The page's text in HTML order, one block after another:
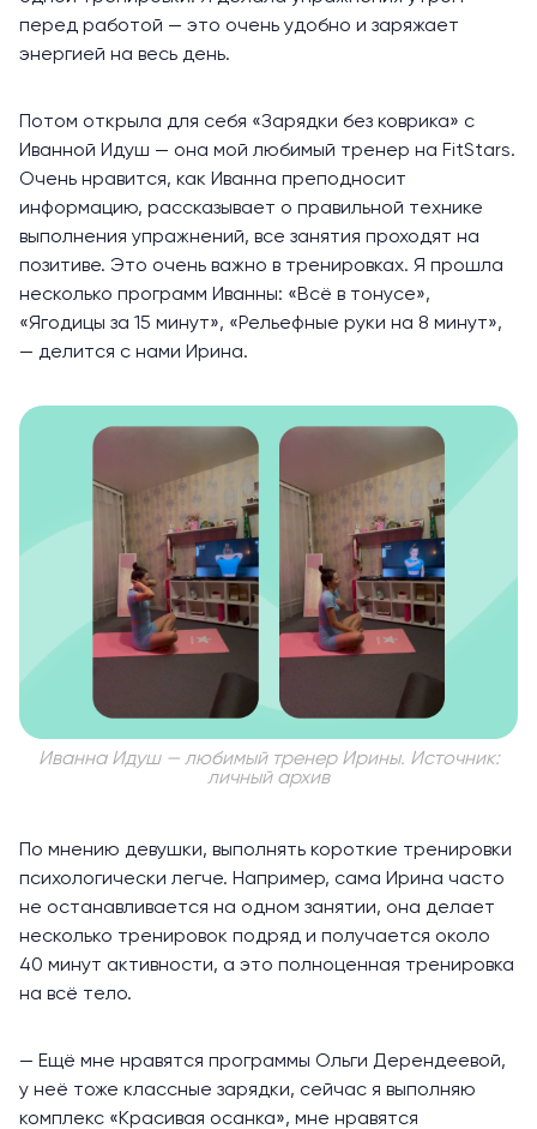
перед работой — это очень удобно и заряжает
энергией на весь день.
Потом открыла для себя «Зарядки без коврика» с
Иванной Идуш — она мой любимый тренер на FitStars.
Очень нравится, как Иванна преподносит
информацию, рассказывает о правильной технике
выполнения упражнений, все занятия проходят на
позитиве. Это очень важно в тренировках. Я прошла
несколько программ Иванны: «Всё в тонусе»,
«Ягодицы за 15 минут», «Рельефные руки на 8 минут»,
— делится с нами Ирина.
Иванна Идуш — любимый тренер Ирины. Источник:
личный архив
По мнению девушки, выполнять короткие тренировки
психологически легче. Например, сама Ирина часто
не останавливается на одном занятии, она делает
несколько тренировок подряд и получается около
40 минут активности, а это полноценная тренировка
на всё тело.
— Ещё мне нравятся программы Ольги Дерендеевой,
у неё тоже классные зарядки, сейчас я выполняю
комплекс «Красивая осанка», мне нравятся